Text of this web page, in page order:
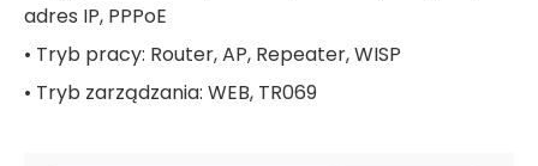
adres IP, PPPoE
• Tryb pracy: Router, AP, Repeater, WISP
• Tryb zarządzania: WEB, TR069